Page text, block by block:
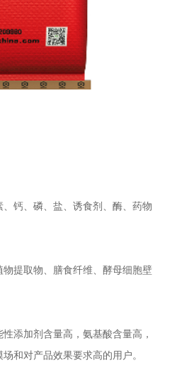
钙、磷、盐、诱食剂、酶、药物
提取物、膳食纤维、酵母细胞壁
添加剂含量高，氨基酸含量高，
和对产品效果要求高的用户。